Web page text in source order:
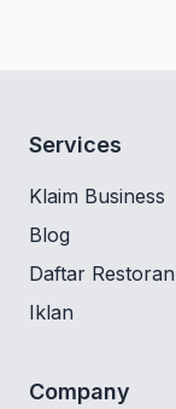
Services
Klaim Business
Blog
Daftar Restoran
Iklan
Company